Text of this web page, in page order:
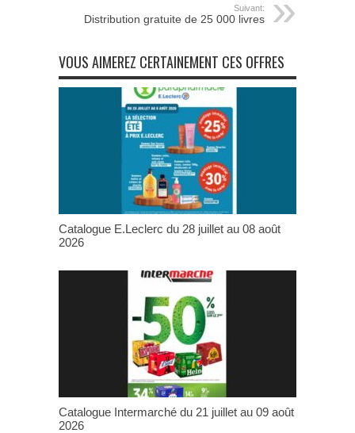
Suivant:
Distribution gratuite de 25 000 livres
VOUS AIMEREZ CERTAINEMENT CES OFFRES
Catalogue E.Leclerc du 28 juillet au 08 août
2026
Catalogue Intermarché du 21 juillet au 09 août
2026